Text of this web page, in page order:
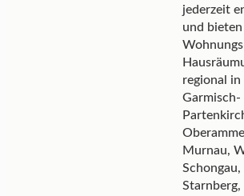
jederzeit
und bieten
regional in
Garmisch-
Murnau,
Schongau,
Starnberg,